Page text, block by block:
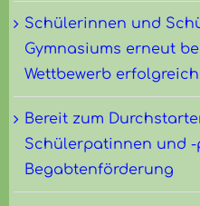
Schülerinnen und
Gymnasiums erneut
Wettbewerb erfolgreich
Bereit zum
Schülerpatinnen und
Begabtenförderung